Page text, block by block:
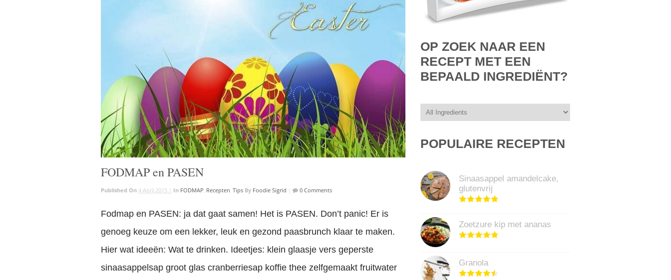
FODMAP en PASEN
Published On 4 April 2015 | In FODMAP Recepten Tips By Foodie Sigrid 0 Comments
Fodmap en PASEN: ja dat gaat samen! Het is PASEN. Don’t panic! Er is
genoeg keuze om een lekker, leuk en gezond paasbrunch klaar te maken.
Hier wat ideeën: Wat te drinken. Ideetjes: klein glaasje vers geperste
sinaasappelsap groot glas cranberriesap koffie thee zelfgemaakt fruitwater
OP ZOEK NAAR EEN
RECEPT MET EEN
BEPAALD INGREDIËNT?
POPULAIRE RECEPTEN
Sinaasappel amandelcake,
glutenvrij
Zoetzure kip met ananas
Granola